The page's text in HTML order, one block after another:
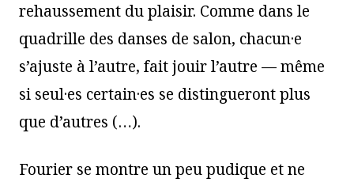
rehaussement du plaisir. Comme dans le
quadrille des danses de salon, chacun·e
s’ajuste à l’autre, fait jouir l’autre — même
si seul·es certain·es se distingueront plus
que d’autres (…).
Fourier se montre un peu pudique et ne